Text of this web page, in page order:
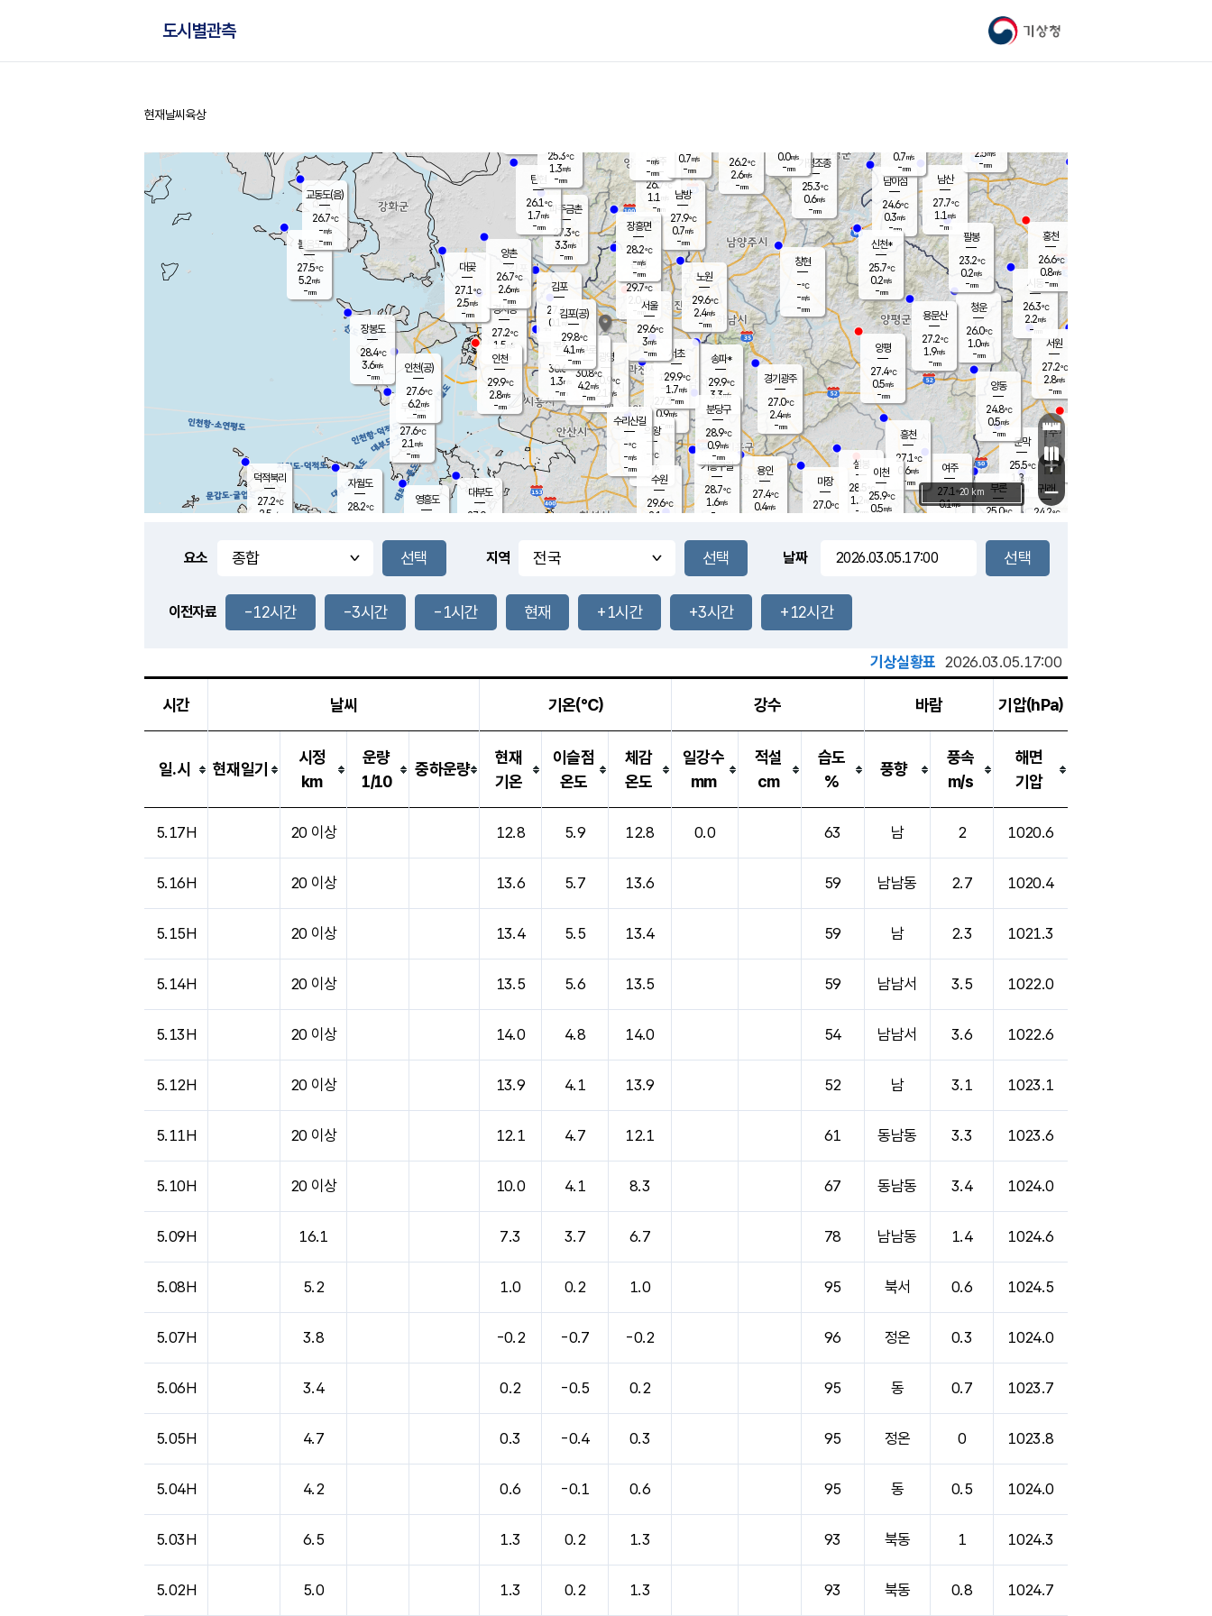
기상청
도시별관측
홈
현재날씨 육상
풍도
1.4m/s
문막
25.5℃
1.8
mm
남이섬
24.6℃
0.3m/s
-mm
무의도
27.6℃
2.1 m/s
-mm
영흥도
볼음도
27.5℃
5.2m/s
-mm
자월도
28.2℃
양주
26.7℃
1.1
-mm
부론
25.0℃
과천
27.3℃
0.9m/s
- mm
남산
27.7℃
1.1 m/s
-mm
장봉도
28.4℃
3.6m/s
-mm
-mm
청운
26.0℃
1.0m/s
-mm
팔봉
23.2℃
0.2m/s
-mm
-mm
용인
27.4℃
0.4m/s
여주
27.1℃
0.1m/s
양동
24.8℃
0.5m/s
-mm
경기광주
27.0℃
2.4m/s
-mm
장호원
0.7m/s
-mm
28.0
℃
대부도
27.0
-
경서동
27.2℃
1.5 m/s
-mm
파주금촌
27.3℃
3.3m/s
-mm
가평조종
25.3℃
0.6m/s
-mm
26.2℃
2.6m/s
-mm
대곶
27.1℃
2.5m/s
-mm
신천*
25.7℃
0.2m/s
-mm
창현
-℃
-m/s
-mm
탄현
26.1℃
1.7m/s
-mm
0.0m/s
-mm
29.4℃
1.0m/s
-mm
흥천
27.1℃
0.6m/s
-mm
마장
27.0℃
의왕
- ℃
m/s
mm
김포
27.4℃
0.1 m/s
mm
설봉
28.5
1.2 m/s
- mm
광명
30.9 ℃
2.1 m/s
-mm
부천
30.6℃
1.3m/s
-mm
-mm
양촌
26.7℃
2.6m/s
-mm
구로
30.8℃
4.2m/s
-mm
은평
29.7℃
2.0 m/s
- mm
노원
29.6℃
2.4m/s
-mm
송파*
29.9℃
3.3m/s
-mm
서초
29.9℃
1.7m/s
-mm
남방
27.9℃
0.7m/s
-mm
기흥구갈
28.7℃
1.6m/s
-
수리산길
-℃
-m/s
-mm
분당구
28.9℃
0.9m/s
-mm
장흥면
28.2℃
-m/s
-mm
-m/s
-mm
시동
26.3℃
2.2m/s
- mm
귀래
24.2℃
서원
27.2℃
2.8m/s
-mm
용문산
27.2℃
1.9m/s
-mm
덕적북리
27.2℃
2.5 m/s
인천(공)
27.6℃
6.2m/s
-mm
김포(공)
29.8℃
4.1 m/s
-mm
교동도(음)
26.7℃
-m/s
-mm
홍천
26.6℃
0.8m/s
-mm
이천
25.9℃
0.5m/s
양평
27.4℃
0.5m/s
-mm
수원
29.6℃
2.1 m/s
인천
29.9℃
2.8m/s
-mm
서울
29.6℃
3m/s
-mm
2.5m/s
-mm
25.3℃
1.3m/s
-mm
0.7m/s
-mm
+
−
20 km
요소 지역 날짜
이전자료 -12시간 -3시간 -1시간 현재 +1시간 +3시간 +12시간
기상실황표 2026.03.05.17:00
시간 날씨 기온(℃) 강수 바람 기압(hPa)
일.시 현재일기
시정
km
운량
1/10
중하운량
현재
기온
이슬점
온도
체감
온도
일강수
mm
적설
cm
습도
%
풍향
풍속
m/s
해면
기압
5.17H 20 이상 12.8 5.9 12.8 0.0 63 남 2 1020.6
5.16H 20 이상 13.6 5.7 13.6 59 남남동 2.7 1020.4
5.15H 20 이상 13.4 5.5 13.4 59 남 2.3 1021.3
5.14H 20 이상 13.5 5.6 13.5 59 남남서 3.5 1022.0
5.13H 20 이상 14.0 4.8 14.0 54 남남서 3.6 1022.6
5.12H 20 이상 13.9 4.1 13.9 52 남 3.1 1023.1
5.11H 20 이상 12.1 4.7 12.1 61 동남동 3.3 1023.6
5.10H 20 이상 10.0 4.1 8.3 67 동남동 3.4 1024.0
5.09H 16.1 7.3 3.7 6.7 78 남남동 1.4 1024.6
5.08H 5.2 1.0 0.2 1.0 95 북서 0.6 1024.5
5.07H 3.8 -0.2 -0.7 -0.2 96 정온 0.3 1024.0
5.06H 3.4 0.2 -0.5 0.2 95 동 0.7 1023.7
5.05H 4.7 0.3 -0.4 0.3 95 정온 0 1023.8
5.04H 4.2 0.6 -0.1 0.6 95 동 0.5 1024.0
5.03H 6.5 1.3 0.2 1.3 93 북동 1 1024.3
5.02H 5.0 1.3 0.2 1.3 93 북동 0.8 1024.7